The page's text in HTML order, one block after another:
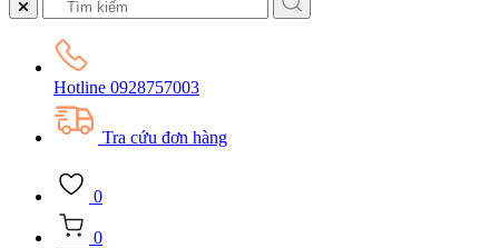
Hotline 0928757003
Tra cứu đơn hàng
0
0